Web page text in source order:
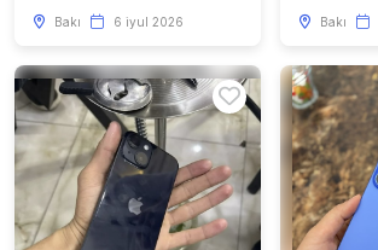
Bakı 6 iyul 2026 Bakı